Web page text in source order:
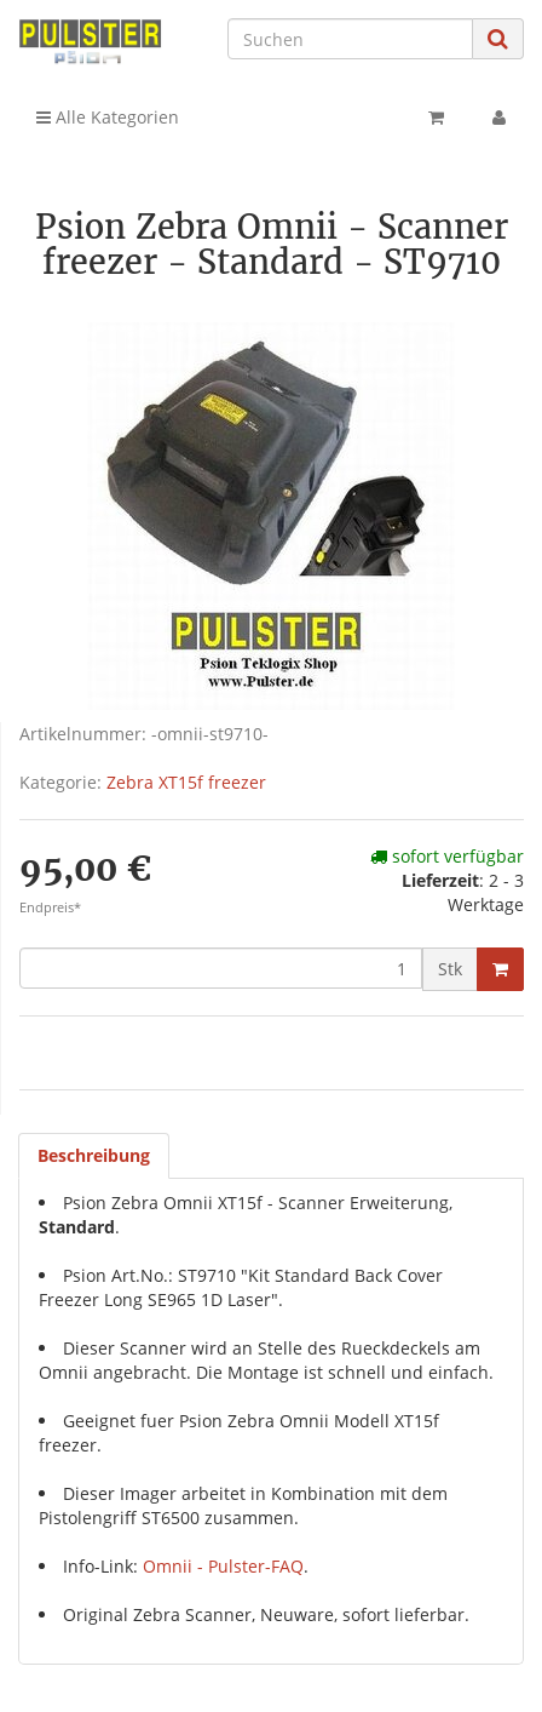
Alle Kategorien
Psion Zebra Omnii - Scanner
freezer - Standard - ST9710
Artikelnummer: -omnii-st9710-
Kategorie: Zebra XT15f freezer
95,00 €
Endpreis*
sofort verfügbar
Lieferzeit: 2 - 3
Werktage
Stk
Beschreibung
Psion Zebra Omnii XT15f - Scanner Erweiterung,
Standard.
Psion Art.No.: ST9710 "Kit Standard Back Cover
Freezer Long SE965 1D Laser".
Dieser Scanner wird an Stelle des Rueckdeckels am
Omnii angebracht. Die Montage ist schnell und einfach.
Geeignet fuer Psion Zebra Omnii Modell XT15f
freezer.
Dieser Imager arbeitet in Kombination mit dem
Pistolengriff ST6500 zusammen.
Info-Link: Omnii - Pulster-FAQ.
Original Zebra Scanner, Neuware, sofort lieferbar.